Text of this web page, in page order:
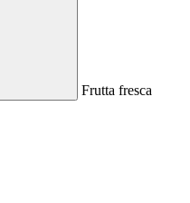
Frutta fresca